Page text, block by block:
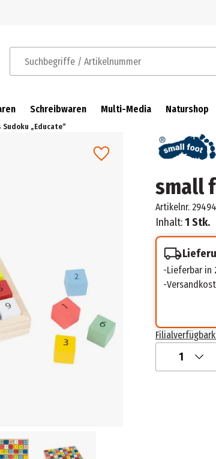
Suchbegriffe / Artikelnummer
Schreibwaren Multi-Media Naturshop
„Educate“
small
Artikelnr.
Inhalt:1 Stk.
Lieferbar in
1